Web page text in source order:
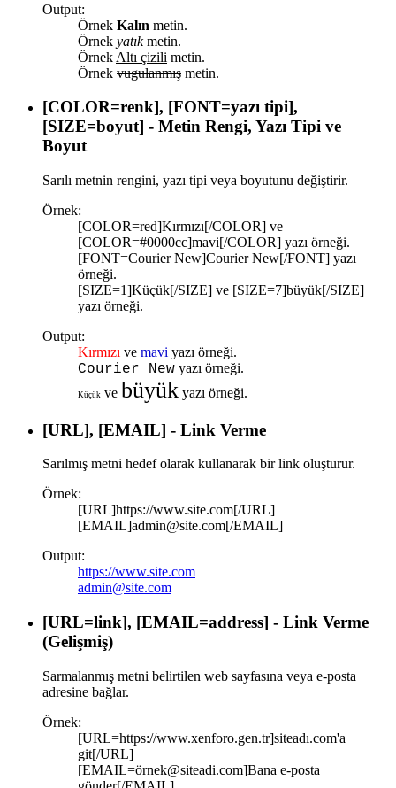
Output:
Örnek Kalın metin.
Örnek yatıkmetin.
Örnek Altı çizili metin.
Örnek vugulanmış metin.
[COLOR=renk], [FONT=yazı tipi],
[SIZE=boyut] - Metin Rengi, Yazı Tipi ve
Boyut
Sarılı metnin rengini, yazı tipi veya boyutunu değiştirir.
Örnek:
[COLOR=red]Kırmızı[/COLOR] ve
[COLOR=#0000cc]mavi[/COLOR] yazı örneği.
[FONT=Courier New]Courier New[/FONT] yazı
örneği.
[SIZE=1]Küçük[/SIZE] ve [SIZE=7]büyük[/SIZE]
yazı örneği.
Output:
Kırmızı ve mavi yazı örneği.
Courier New yazı örneği.
Küçük ve büyük yazı örneği.
[URL], [EMAIL] - Link Verme
Sarılmış metni hedef olarak kullanarak bir link oluşturur.
Örnek:
[URL]https://www.site.com[/URL]
[EMAIL]admin@site.com[/EMAIL]
Output:
https://www.site.com
admin@site.com
[URL=link], [EMAIL=address] - Link Verme
(Gelişmiş)
Sarmalanmış metni belirtilen web sayfasına veya e-posta
adresine bağlar.
Örnek:
[URL=https://www.xenforo.gen.tr]siteadı.com'a
git[/URL]
[EMAIL=örnek@siteadi.com]Bana e-posta